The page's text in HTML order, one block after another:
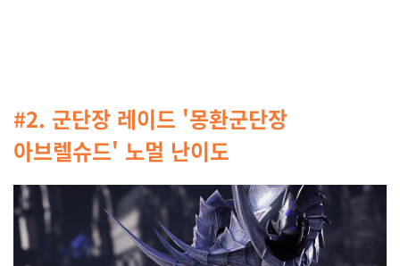
#2. 군단장 레이드 '몽환군단장
아브렐슈드' 노멀 난이도